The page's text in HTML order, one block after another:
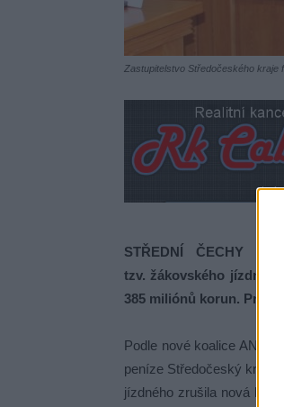
Zastupitelstvo Středočeského kraje
STŘEDNÍ ČECHY –
tzv. žákovského
385 miliónů korun. Pro
Podle nové koalice ANO,
peníze Středočeský kraj
jízdného zrušila nová